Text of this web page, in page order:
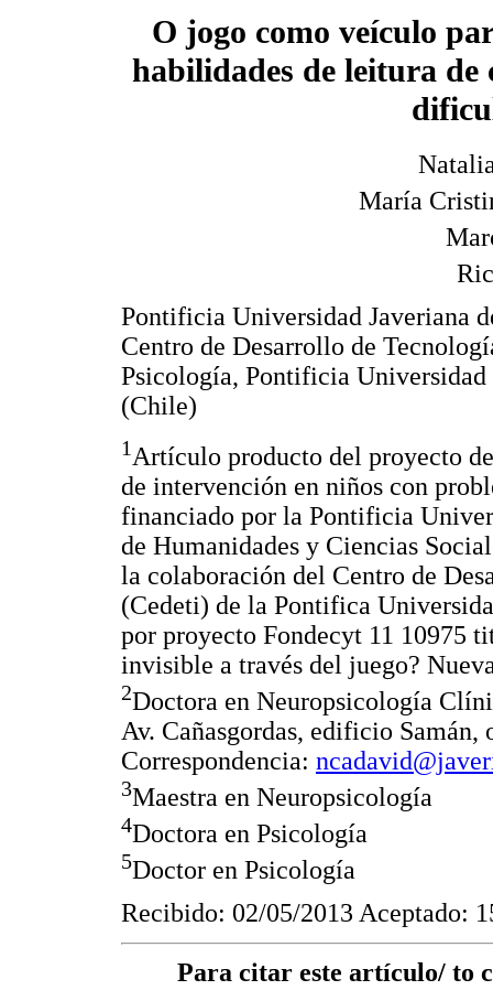
O jogo como veículo
habilidades de leitura de
María
Pontificia Universidad Javeriana
Centro de Desarrollo de
Psicología, Pontificia
(Chile)
1 Artículo producto del proyecto
de intervención en niños con
financiado por la Pontificia
de Humanidades y Ciencias
la colaboración del Centro de
(Cedeti) de la Pontifica
por proyecto Fondecyt 11 10975
invisible a través del juego?
2Doctora en Neuropsicología
Av. Cañasgordas, edificio
Correspondencia:
3Maestra en Neuropsicología
4Doctora en Psicología
5Doctor en Psicología
Recibido: 02/05/2013 Aceptado:
Para citar este artículo/ to